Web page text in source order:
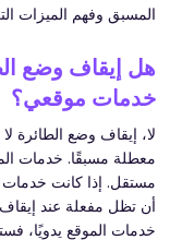
المسبق وفهم الميزات
هل إيقاف وضع
خدمات موقعي؟
لا، إيقاف وضع الطائرة
معطلة مسبقًا. خدمات
مستقل. إذا كانت
أن تظل مفعلة عند
خدمات الموقع يدويًا،